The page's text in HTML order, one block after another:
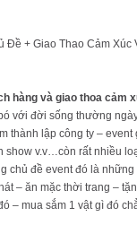
Đề + Giao Thao Cảm Xúc
hàng và giao thoa cảm
với đời sống thường
thành lập công ty – event
show v.v…còn rất nhiều
chủ đề event đó là những
– ăn mặc thời trang –
– mua sắm 1 vật gì đó